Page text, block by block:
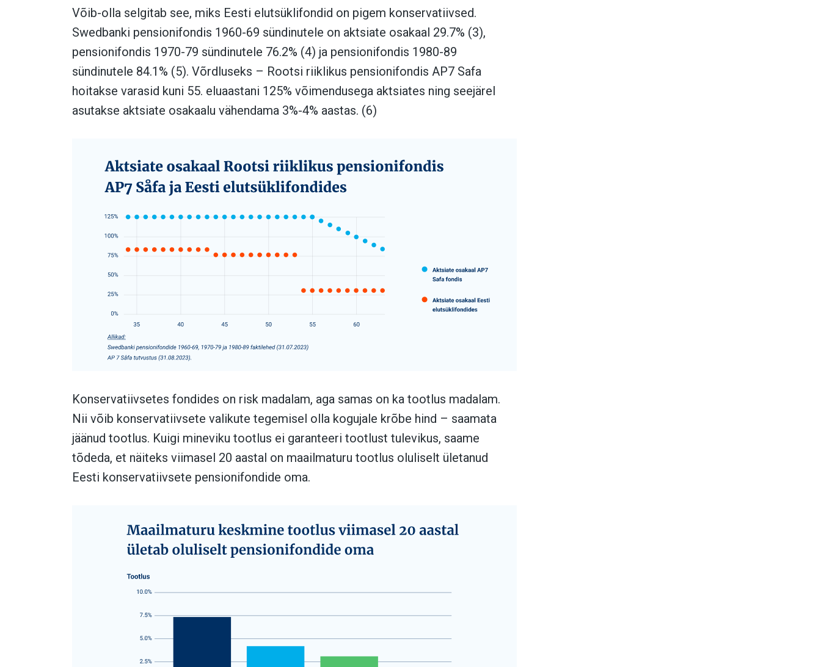
Võib-olla selgitab see, miks Eesti elutsüklifondid on pigem konservatiivsed.
Swedbanki pensionifondis 1960-69 sündinutele on aktsiate osakaal 29.7% (3),
pensionifondis 1970-79 sündinutele 76.2% (4) ja pensionifondis 1980-89
sündinutele 84.1% (5). Võrdluseks – Rootsi riiklikus pensionifondis AP7 Safa
hoitakse varasid kuni 55. eluaastani 125% võimendusega aktsiates ning seejärel
asutakse aktsiate osakaalu vähendama 3%-4% aastas. (6)
Konservatiivsetes fondides on risk madalam, aga samas on ka tootlus madalam.
Nii võib konservatiivsete valikute tegemisel olla kogujale krõbe hind – saamata
jäänud tootlus. Kuigi mineviku tootlus ei garanteeri tootlust tulevikus, saame
tõdeda, et näiteks viimasel 20 aastal on maailmaturu tootlus oluliselt ületanud
Eesti konservatiivsete pensionifondide oma.